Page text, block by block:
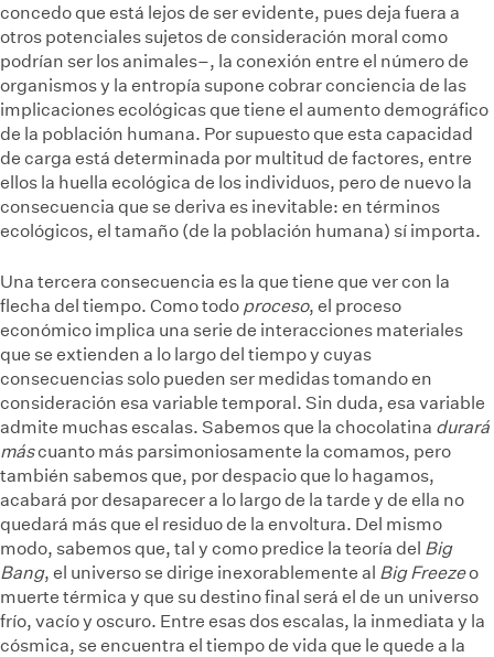
concedo que está lejos de ser evidente, pues deja fuera a
otros potenciales sujetos de consideración moral como
podrían ser los animales–, la conexión entre el número de
organismos y la entropía supone cobrar conciencia de las
implicaciones ecológicas que tiene el aumento demográfico
de la población humana. Por supuesto que esta capacidad
de carga está determinada por multitud de factores, entre
ellos la huella ecológica de los individuos, pero de nuevo la
consecuencia que se deriva es inevitable: en términos
ecológicos, el tamaño (de la población humana) sí importa.
Una tercera consecuencia es la que tiene que ver con la
flecha del tiempo. Como todo proceso, el proceso
económico implica una serie de interacciones materiales
que se extienden a lo largo del tiempo y cuyas
consecuencias solo pueden ser medidas tomando en
consideración esa variable temporal. Sin duda, esa variable
admite muchas escalas. Sabemos que la chocolatina durará
máscuanto más parsimoniosamente la comamos, pero
también sabemos que, por despacio que lo hagamos,
acabará por desaparecer a lo largo de la tarde y de ella no
quedará más que el residuo de la envoltura. Del mismo
modo, sabemos que, tal y como predice la teoría del Big
Bang, el universo se dirige inexorablemente al Big Freezeo
muerte térmica y que su destino final será el de un universo
frío, vacío y oscuro. Entre esas dos escalas, la inmediata y la
cósmica, se encuentra el tiempo de vida que le quede a la